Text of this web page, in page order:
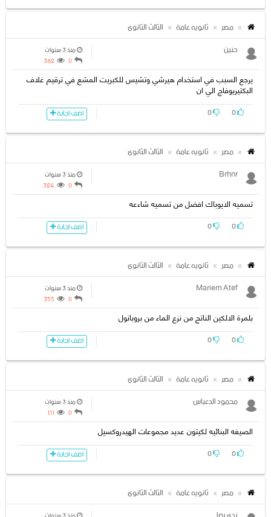
مصر ثانويه عامة
الثالث الثانوى
حنين
منذ 3 سنوات
0
362
يرجع السبب في استخدام هيرشي وتشيس للكبريت المشع في ترقيم غلاف
البكتيريوفاج الي ان
0
0 اضف اجابة
مصر ثانويه عامة
الثالث الثانوى
Brhnr
منذ 3 سنوات
0
324
تسميه الايوباك افضل من تسميه شاءعه
0
0 اضف اجابة
مصر ثانويه عامة
الثالث الثانوى
Mariem Atef
منذ 3 سنوات
0
355
بلمرة الالكين الناتج من نزع الماء من بروبانول
0
0 اضف اجابة
مصر ثانويه عامة
الثالث الثانوى
محمود الدعباس
منذ 3 سنوات
0
111
الصيغه البنائيه لكيتون عديد مجموعات الهيدروكسيل
0
0 اضف اجابة
مصر ثانويه عامة
الثالث الثانوى